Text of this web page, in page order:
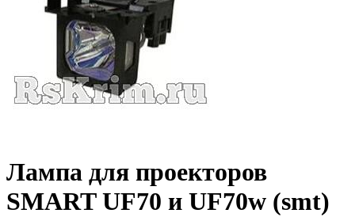
Лампа для проекторов
SMART UF70 и UF70w (smt)